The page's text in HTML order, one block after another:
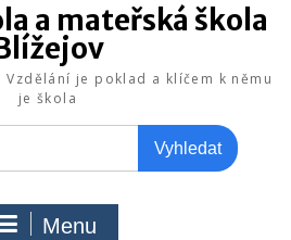
a mateřská škola
je poklad a klíčem k němu
je škola
Menu